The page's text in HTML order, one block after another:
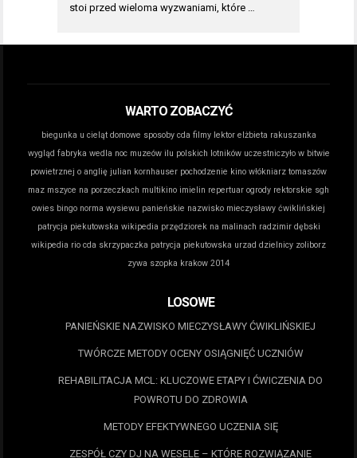
stoi przed wieloma wyzwaniami, które …
WARTO ZOBACZYĆ
biegunka u cieląt domowe sposoby cda filmy lektor elżbieta rakuszanka
wygląd fabryka wedla noc muzeów ilu polskich lotników uczestniczyło w bitwie
powietrznej o anglię julian kornhauser pochodzenie kino włókniarz tomaszów
maz mszyce na porzeczkach multikino imielin repertuar ogrody rektorskie sgh
owies bingo norma wysiewu panieńskie nazwisko mieczysławy ćwiklińskiej
patrycja piekutowska wikipedia przędziorek na malinach radzimir dębski
wikipedia rio cda skrzypaczka patrycja piekutowska urzad dzielnicy zoliborz
zywa szopka krakow 2014
LOSOWE
PANIEŃSKIE NAZWISKO MIECZYSŁAWY ĆWIKLIŃSKIEJ
TWÓRCZE METODY OCENY OSIĄGNIĘĆ UCZNIÓW
REHABILITACJA MCL: KLUCZOWE ETAPY I ĆWICZENIA DO
POWROTU DO ZDROWIA
METODY EFEKTYWNEGO UCZENIA SIĘ
ZESPÓŁ CZY DJ NA WESELE – KTÓRE ROZWIĄZANIE